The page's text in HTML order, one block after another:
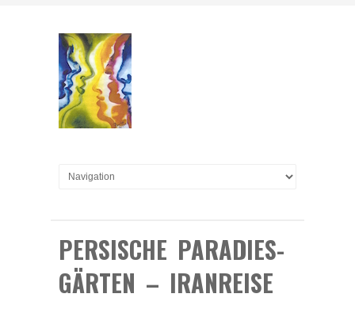
PERSISCHE PARADIES-
GÄRTEN – IRANREISE